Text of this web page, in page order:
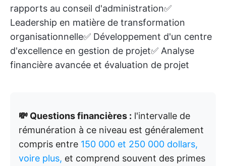
rapports au conseil d'administration✅
Leadership en matière de transformation
organisationnelle✅ Développement d'un centre
d'excellence en gestion de projet✅ Analyse
financière avancée et évaluation de projet
💸 Questions financières : l'intervalle de
rémunération à ce niveau est généralement
compris entre 150 000 et 250 000 dollars,
voire plus, et comprend souvent des primes